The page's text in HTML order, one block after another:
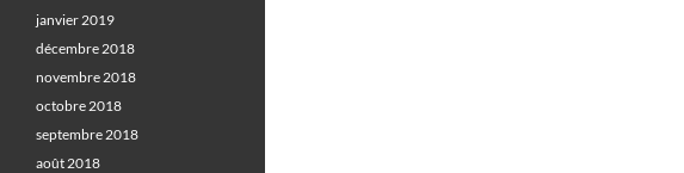
janvier 2019
décembre 2018
novembre 2018
octobre 2018
septembre 2018
août 2018